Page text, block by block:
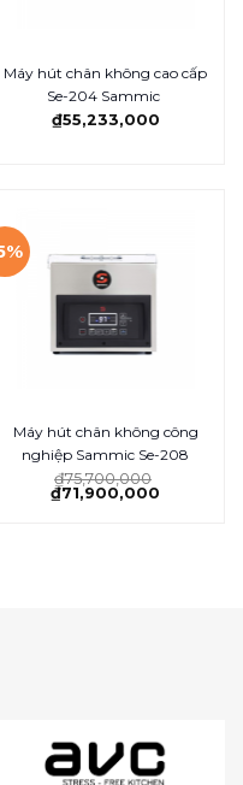
Máy hút chân không cao cấp
Se-204 Sammic
₫55,233,000
Máy hút chân không công
nghiệp Sammic Se-208
₫75,700,000
₫71,900,000